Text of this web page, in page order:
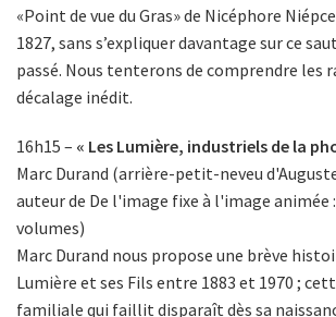
«Point de vue du Gras» de Nicéphore
1827, sans s’expliquer davantage sur ce
passé. Nous tenterons de comprendre les
décalage inédit.
16h15 – « Les Lumière, industriels de la
Marc Durand (arrière-petit-neveu
auteur de De l'image fixe à l'image animée
volumes)
Marc Durand nous propose une brève
Lumière et ses Fils entre 1883 et 1970 ;
familiale qui faillit disparaît dès sa